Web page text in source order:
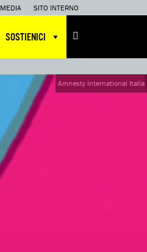
MEDIA SITO INTERNO
SOSTIENICI
Amnesty International Italia